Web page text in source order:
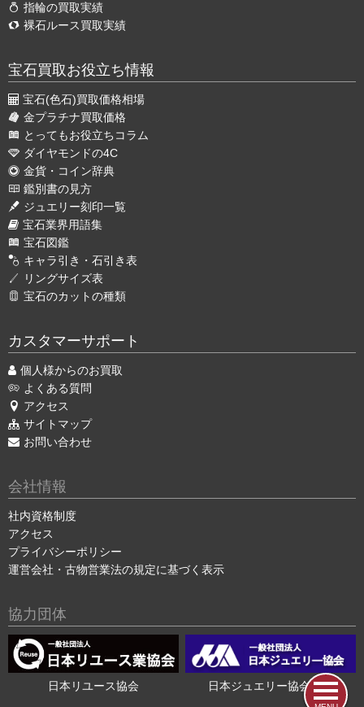
指輪の買取実績
裸石ルース買取実績
宝石買取お役立ち情報
宝石(色石)買取価格相場
金プラチナ買取価格
とってもお役立ちコラム
ダイヤモンドの4C
金貨・コイン辞典
鑑別書の見方
ジュエリー刻印一覧
宝石業界用語集
宝石図鑑
キャラ引き・石引き表
リングサイズ表
宝石のカットの種類
カスタマーサポート
個人様からのお買取
よくある質問
アクセス
サイトマップ
お問い合わせ
会社情報
社内資格制度
アクセス
プライバシーポリシー
運営会社・古物営業法の規定に基づく表示
協力団体
日本リユース協会 日本ジュエリー協会会員